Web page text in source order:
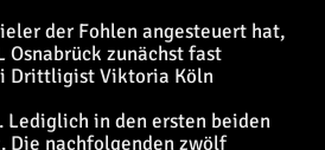
der Fohlen angesteuert hat,
zunächst fast
Drittligist Viktoria Köln
in den ersten beiden
Die nachfolgenden zwölf